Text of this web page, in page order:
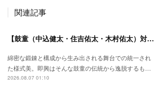
関連記事
【鼓童（中込健太・住吉佑太・木村佑太）対談】即興で得られる新たな感覚。
綿密な鍛錬と構成から生み出される舞台での統一され
た様式美。即興はそんな鼓童の伝統から逸脱するも…
2026.08.07 01:10